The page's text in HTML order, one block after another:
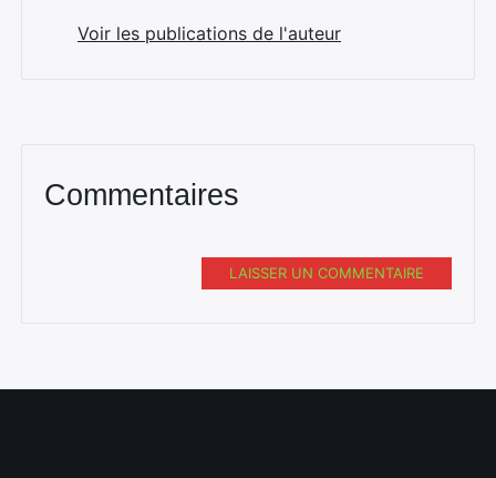
Voir les publications de l'auteur
Commentaires
LAISSER UN COMMENTAIRE